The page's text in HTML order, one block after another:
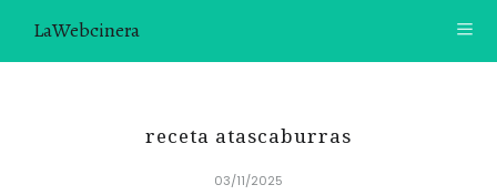
LaWebcinera
receta atascaburras
03/11/2025